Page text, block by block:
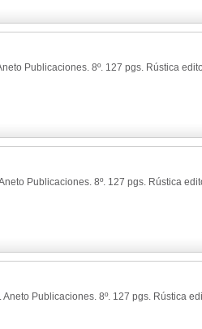
Publicaciones. 8º. 127 pgs. Rústica
Publicaciones. 8º. 127 pgs. Rústica
Publicaciones. 8º. 127 pgs. Rústica